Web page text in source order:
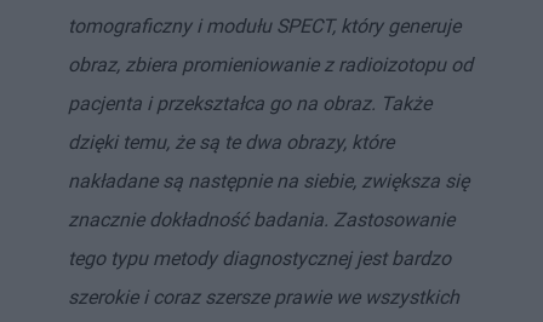
tomograficzny i modułu SPECT, który generuje
obraz, zbiera promieniowanie z radioizotopu od
pacjenta i przekształca go na obraz. Także
dzięki temu, że są te dwa obrazy, które
nakładane są następnie na siebie, zwiększa się
znacznie dokładność badania. Zastosowanie
tego typu metody diagnostycznej jest bardzo
szerokie i coraz szersze prawie we wszystkich